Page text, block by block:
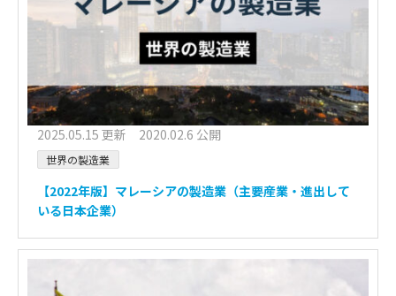
2025.05.15 更新 2020.02.6 公開
世界の製造業
【2022年版】マレーシアの製造業（主要産業・進出して
いる日本企業）